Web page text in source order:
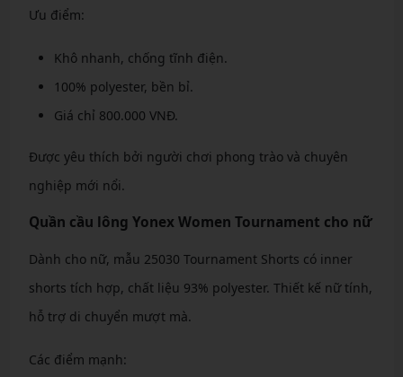
Ưu điểm:
Khô nhanh, chống tĩnh điện.
100% polyester, bền bỉ.
Giá chỉ 800.000 VNĐ.
Được yêu thích bởi người chơi phong trào và chuyên
nghiệp mới nổi.
Quần cầu lông Yonex Women Tournament cho nữ
Dành cho nữ, mẫu 25030 Tournament Shorts có inner
shorts tích hợp, chất liệu 93% polyester. Thiết kế nữ tính,
hỗ trợ di chuyển mượt mà.
Các điểm mạnh: